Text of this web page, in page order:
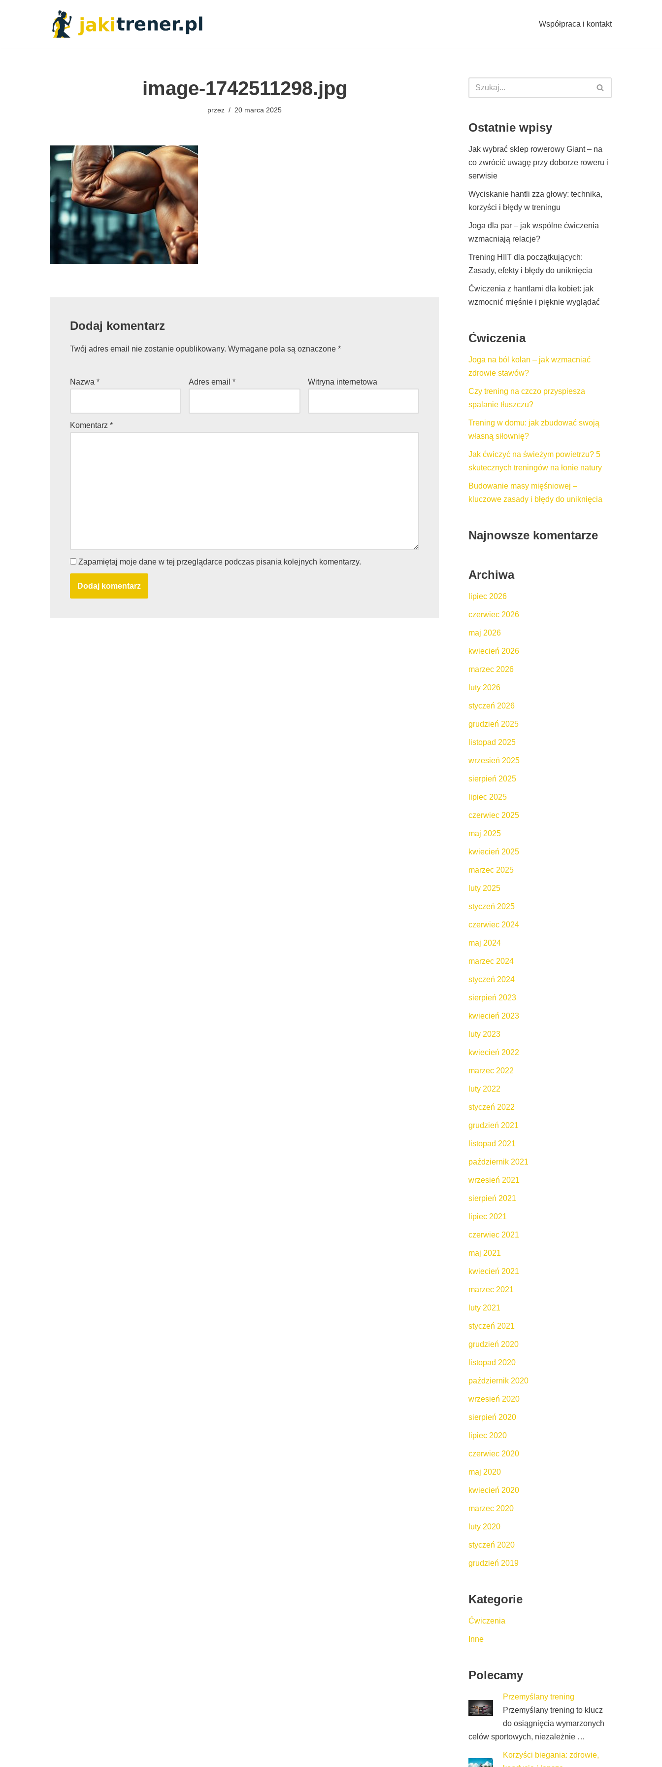
Współpraca i kontakt
image-1742511298.jpg
przez 20 marca 2025
Dodaj komentarz
Twój adres email nie zostanie opublikowany. Wymagane pola są oznaczone *
Nazwa * Adres email* Witryna internetowa
Komentarz *
Zapamiętaj moje dane w tej przeglądarce podczas pisania kolejnych komentarzy.
Ostatnie wpisy
Jak wybrać sklep rowerowy Giant – na
co zwrócić uwagę przy doborze roweru i
serwisie
Wyciskanie hantli zza głowy: technika,
korzyści i błędy w treningu
Joga dla par – jak wspólne ćwiczenia
wzmacniają relacje?
Trening HIIT dla początkujących:
Zasady, efekty i błędy do uniknięcia
Ćwiczenia z hantlami dla kobiet: jak
wzmocnić mięśnie i pięknie wyglądać
Ćwiczenia
Joga na ból kolan – jak wzmacniać
zdrowie stawów?
Czy trening na czczo przyspiesza
spalanie tłuszczu?
Trening w domu: jak zbudować swoją
własną siłownię?
Jak ćwiczyć na świeżym powietrzu? 5
skutecznych treningów na łonie natury
Budowanie masy mięśniowej –
kluczowe zasady i błędy do uniknięcia
Najnowsze komentarze
Archiwa
lipiec 2026
czerwiec 2026
maj 2026
kwiecień 2026
marzec 2026
luty 2026
styczeń 2026
grudzień 2025
listopad 2025
wrzesień 2025
sierpień 2025
lipiec 2025
czerwiec 2025
maj 2025
kwiecień 2025
marzec 2025
luty 2025
styczeń 2025
czerwiec 2024
maj 2024
marzec 2024
styczeń 2024
sierpień 2023
kwiecień 2023
luty 2023
kwiecień 2022
marzec 2022
luty 2022
styczeń 2022
grudzień 2021
listopad 2021
październik 2021
wrzesień 2021
sierpień 2021
lipiec 2021
czerwiec 2021
maj 2021
kwiecień 2021
marzec 2021
luty 2021
styczeń 2021
grudzień 2020
listopad 2020
październik 2020
wrzesień 2020
sierpień 2020
lipiec 2020
czerwiec 2020
maj 2020
kwiecień 2020
marzec 2020
luty 2020
styczeń 2020
grudzień 2019
Kategorie
Ćwiczenia
Inne
Polecamy
Przemyślany trening
Przemyślany trening to klucz
do osiągnięcia wymarzonych
celów sportowych, niezależnie …
Korzyści biegania: zdrowie,